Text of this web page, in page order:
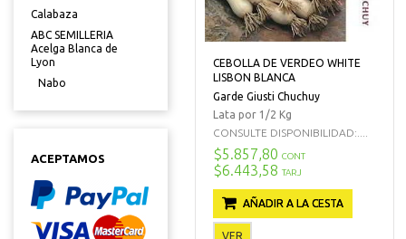
Calabaza
ABC SEMILLERIA
Acelga Blanca de
Lyon
Nabo
ACEPTAMOS
CEBOLLA DE VERDEO WHITE
LISBON BLANCA
Garde Giusti Chuchuy
Lata por 1/2 Kg
CONSULTE DISPONIBILIDAD:....
$5.857,80 CONT
$6.443,58 TARJ
AÑADIR A LA CESTA
VER